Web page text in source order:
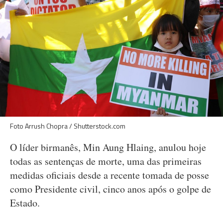
Foto Arrush Chopra / Shutterstock.com
O líder birmanês, Min Aung Hlaing, anulou hoje
todas as sentenças de morte, uma das primeiras
medidas oficiais desde a recente tomada de posse
como Presidente civil, cinco anos após o golpe de
Estado.